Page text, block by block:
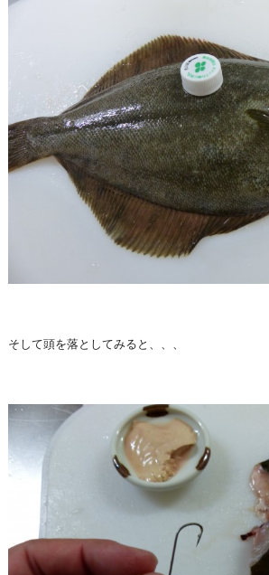
そして頭を落としてみると、、、